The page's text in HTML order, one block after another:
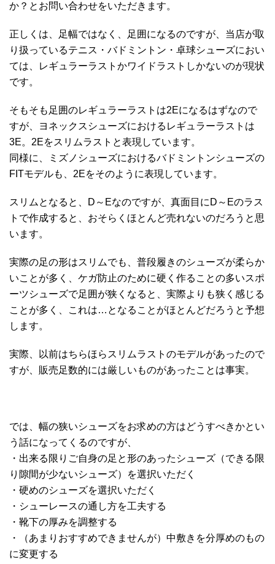
か？とお問い合わせをいただきます。
正しくは、足幅ではなく、足囲になるのですが、当店が取
り扱っているテニス・バドミントン・卓球シューズにおい
ては、レギュラーラストかワイドラストしかないのが現状
です。
そもそも足囲のレギュラーラストは2Eになるはずなので
すが、ヨネックスシューズにおけるレギュラーラストは
3E。2Eをスリムラストと表現しています。
同様に、ミズノシューズにおけるバドミントンシューズの
FITモデルも、2Eをそのように表現しています。
スリムとなると、D～Eなのですが、真面目にD～Eのラス
トで作成すると、おそらくほとんど売れないのだろうと思
います。
実際の足の形はスリムでも、普段履きのシューズが柔らか
いことが多く、ケガ防止のために硬く作ることの多いスポ
ーツシューズで足囲が狭くなると、実際よりも狭く感じる
ことが多く、これは…となることがほとんどだろうと予想
します。
実際、以前はちらほらスリムラストのモデルがあったので
すが、販売足数的には厳しいものがあったことは事実。
では、幅の狭いシューズをお求めの方はどうすべきかとい
う話になってくるのですが、
・出来る限りご自身の足と形のあったシューズ（できる限
り隙間が少ないシューズ）を選択いただく
・硬めのシューズを選択いただく
・シューレースの通し方を工夫する
・靴下の厚みを調整する
・（あまりおすすめできませんが）中敷きを分厚めのもの
に変更する